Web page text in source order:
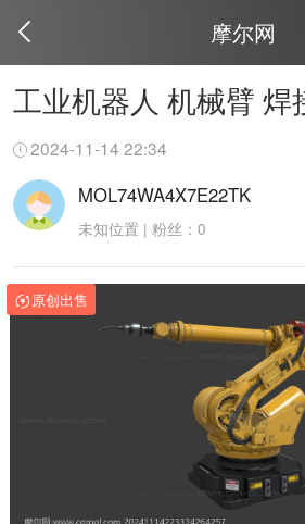
摩尔网
工业机器人 机械臂 焊
2024-11-14 22:34
MOL74WA4X7E22TK
未知位置 | 粉丝：0
原创出售